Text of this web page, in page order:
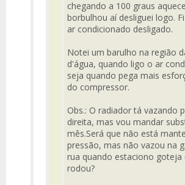
chegando a 100 graus
borbulhou aí desliguei logo.
ar condicionado desligado.
Notei um barulho na região
d'água, quando ligo o ar
seja quando pega mais
do compressor.
Obs.: O radiador tá vazando
direita, mas vou mandar
mês.Será que não está
pressão, mas não vazou na
rua quando estaciono goteja
rodou?